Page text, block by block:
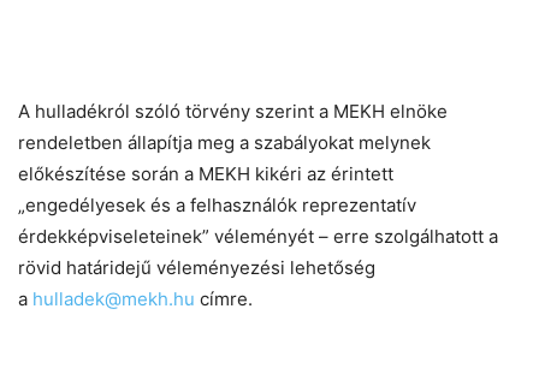
A hulladékról szóló törvény szerint a MEKH elnöke
rendeletben állapítja meg a szabályokat melynek
előkészítése során a MEKH kikéri az érintett
„engedélyesek és a felhasználók reprezentatív
érdekképviseleteinek” véleményét – erre szolgálhatott a
rövid határidejű véleményezési lehetőség
a hulladek@mekh.hu címre.